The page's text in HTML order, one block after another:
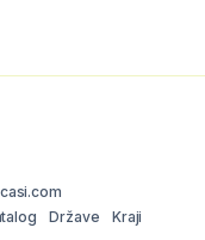
Države
Kraji